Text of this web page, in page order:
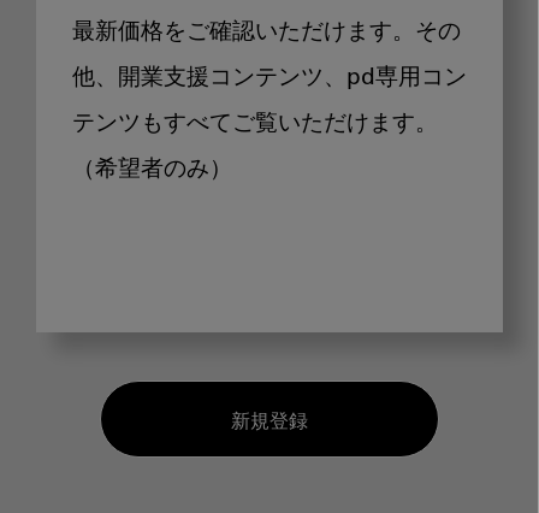
最新価格をご確認いただけます。その
他、開業支援コンテンツ、pd専用コン
テンツもすべてご覧いただけます。
（希望者のみ）
新規登録